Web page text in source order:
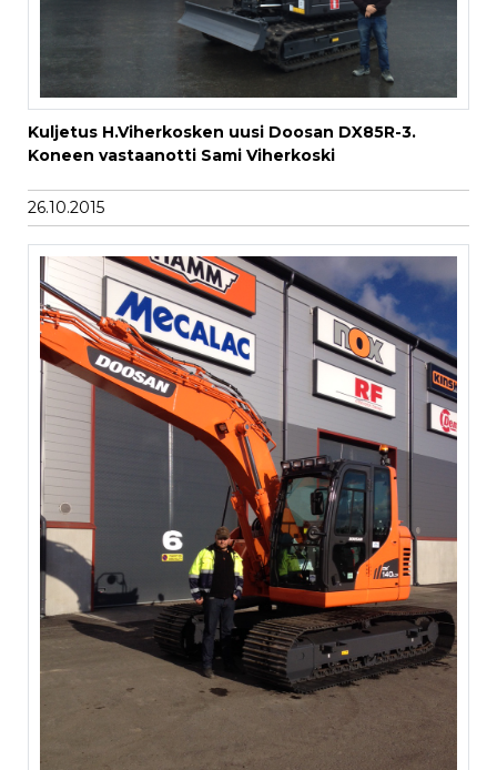
Kuljetus H.Viherkosken uusi Doosan DX85R-3.
Koneen vastaanotti Sami Viherkoski
26.10.2015